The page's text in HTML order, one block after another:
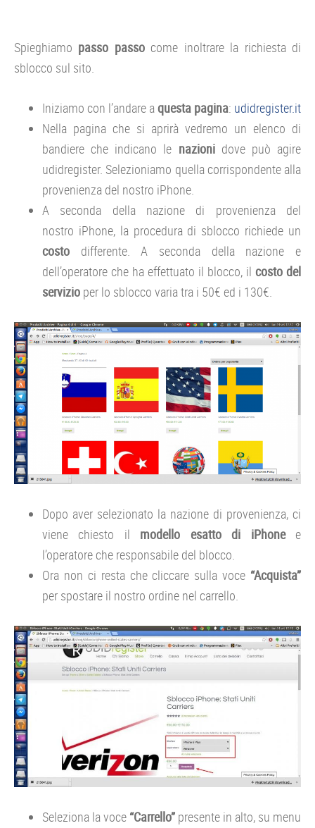
Spieghiamo passo passocome inoltrare la richiesta di
sblocco sul sito.
Iniziamo con l’andare aquesta pagina: udidregister.it
Nella pagina che si aprirà vedremo un elenco di
bandiere che indicano le nazionidove può agire
udidregister. Selezioniamo quella corrispondente alla
provenienza del nostro iPhone.
A seconda della nazione di provenienza del
nostro iPhone, la procedura di sblocco richiede un
costo differente. A seconda della nazione e
dell’operatore che ha effettuato il blocco, il costo del
servizio per lo sblocco varia tra i 50€ ed i 130€.
Dopo aver selezionato la nazione di provenienza, ci
viene chiesto il modello esatto di iPhonee
l’operatore che responsabile del blocco.
Ora non ci resta che cliccare sulla voce “Acquista”
per spostare il nostro ordine nel carrello.
Seleziona la voce “Carrello” presente in alto, su menu